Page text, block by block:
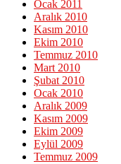
Ocak 2011
Aralık 2010
Kasım 2010
Ekim 2010
Temmuz 2010
Mart 2010
Şubat 2010
Ocak 2010
Aralık 2009
Kasım 2009
Ekim 2009
Eylül 2009
Temmuz 2009